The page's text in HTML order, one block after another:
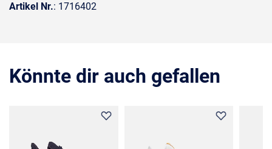
Artikel Nr.: 1716402
Könnte dir auch gefallen